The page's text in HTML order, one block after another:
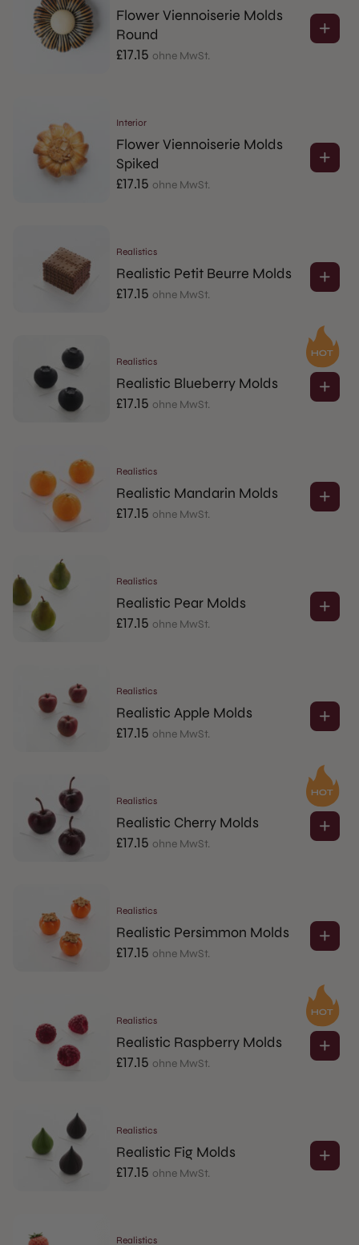
Flower Viennoiserie Molds
Round
£17.15 ohne MwSt.
Interior
Flower Viennoiserie Molds
Spiked
£17.15 ohne MwSt.
Realistics
Realistic Petit Beurre Molds
£17.15 ohne MwSt.
Realistics
Realistic Blueberry Molds
£17.15 ohne MwSt.
Realistics
Realistic Mandarin Molds
£17.15 ohne MwSt.
Realistics
Realistic Pear Molds
£17.15 ohne MwSt.
Realistics
Realistic Apple Molds
£17.15 ohne MwSt.
Realistics
Realistic Cherry Molds
£17.15 ohne MwSt.
Realistics
Realistic Persimmon Molds
£17.15 ohne MwSt.
Realistics
Realistic Raspberry Molds
£17.15 ohne MwSt.
Realistics
Realistic Fig Molds
£17.15 ohne MwSt.
Realistics